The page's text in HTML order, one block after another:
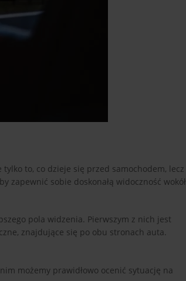
to, co dzieje się przed samochodem, lecz
zapewnić sobie doskonałą widoczność wokół
pola widzenia. Pierwszym z nich jest
znajdujące się po obu stronach auta.
możemy prawidłowo ocenić sytuację na